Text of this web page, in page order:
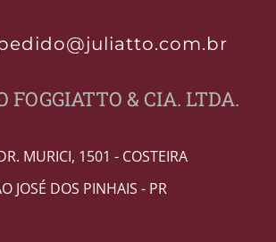
FOGGIATTO & CIA. LTDA.
MURICI, 1501 - COSTEIRA
JOSÉ DOS PINHAIS - PR